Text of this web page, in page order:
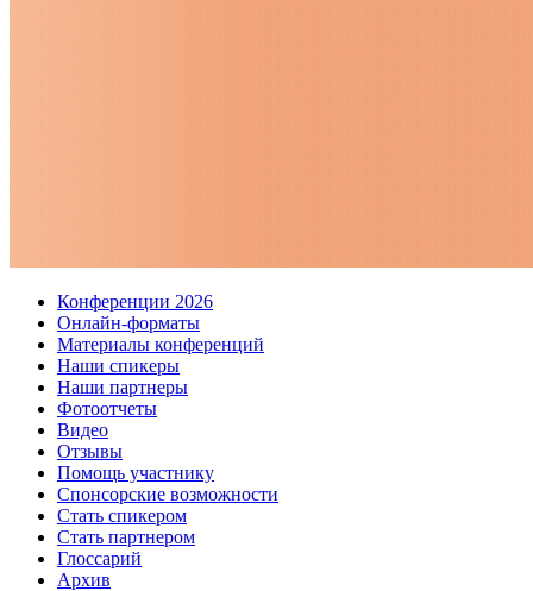
Конференции 2026
Онлайн-форматы
Материалы конференций
Наши спикеры
Наши партнеры
Фотоотчеты
Видео
Отзывы
Помощь участнику
Спонсорские возможности
Стать спикером
Стать партнером
Глоссарий
Архив